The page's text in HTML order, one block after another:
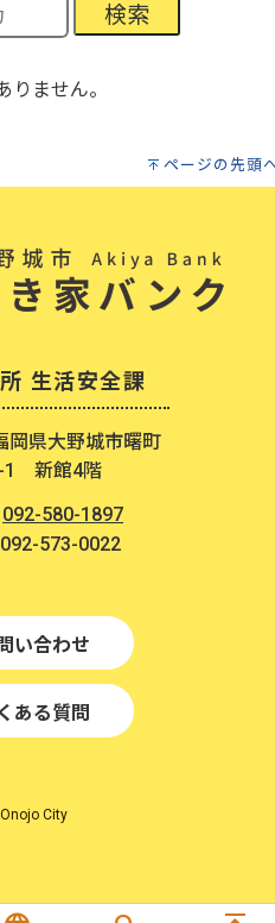
検索
りません。
ページの先頭
生活安全課
県大野城市曙町
1 新館4階
092-580-1897
573-0022
い合わせ
ある質問
City